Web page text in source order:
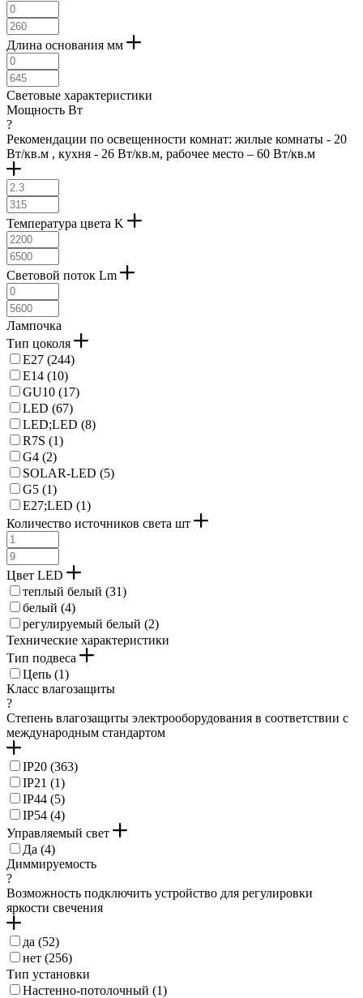
капучиновый (
природный (1)
Длина основания мм
Световые характеристики
Мощность Вт
?
Рекомендации по освещенности комнат: жилые комнаты - 20
Вт/кв.м , кухня - 26 Вт/кв.м, рабочее место – 60 Вт/кв.м
Температура цвета K
Световой поток Lm
Лампочка
Тип цоколя
E27 (244)
E14 (10)
GU10 (17)
LED (67)
LED;LED (8)
R7S (1)
G4 (2)
SOLAR-LED (5)
G5 (1)
E27;LED (1)
Количество источников света шт
Цвет LED
теплый белый (31)
белый (4)
регулируемый белый (2)
Технические характеристики
Тип подвеса
Цепь (1)
Класс влагозащиты
?
Степень влагозащиты электрооборудования в соответствии с
международным стандартом
IP20 (363)
IP21 (1)
IP44 (5)
IP54 (4)
Управляемый свет
Да (4)
Диммируемость
?
Возможность подключить устройство для регулировки
яркости свечения
да (52)
нет (256)
Тип установки
Настенно-потолочный (1)